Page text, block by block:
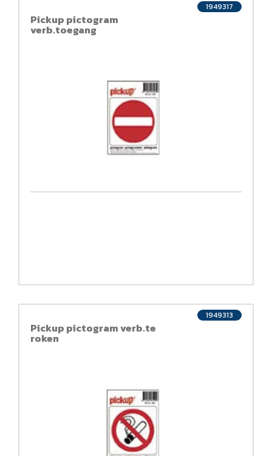
Pickup pictogram
verb.toegang
1949317
Pickup pictogram verb.te
roken
1949313